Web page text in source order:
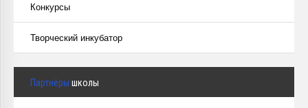
Конкурсы
Творческий инкубатор
Партнёры школы